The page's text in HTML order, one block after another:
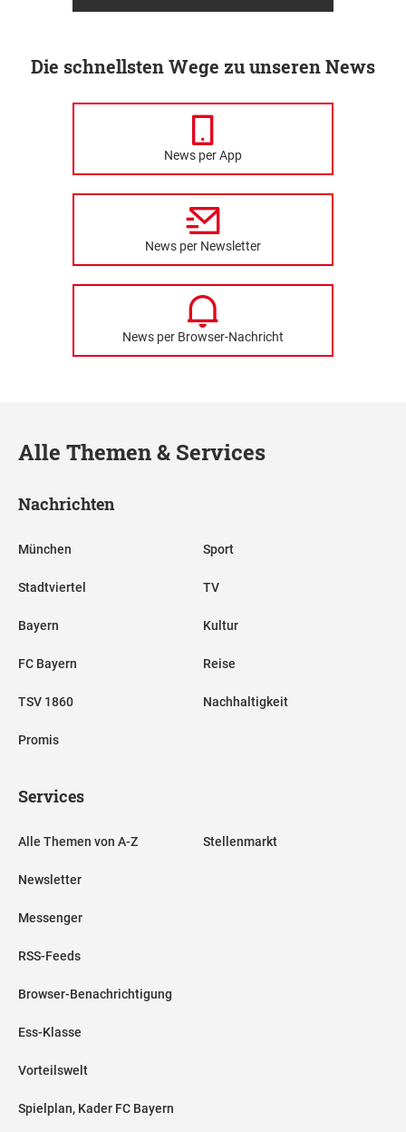
Die schnellsten Wege zu unseren News
News per App
News per Newsletter
News per Browser-Nachricht
Alle Themen & Services
Nachrichten
München
Stadtviertel
Bayern
FC Bayern
TSV 1860
Promis
Sport
TV
Kultur
Reise
Nachhaltigkeit
Services
Alle Themen von A-Z
Newsletter
Messenger
RSS-Feeds
Browser-Benachrichtigung
Ess-Klasse
Vorteilswelt
Spielplan, Kader FC Bayern
Stellenmarkt